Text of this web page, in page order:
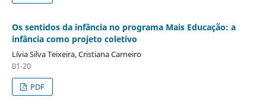
Os sentidos da infância no programa Mais Educação: a
infância como projeto coletivo
Lívia Silva Teixeira, Cristiana Carneiro
01-20
PDF